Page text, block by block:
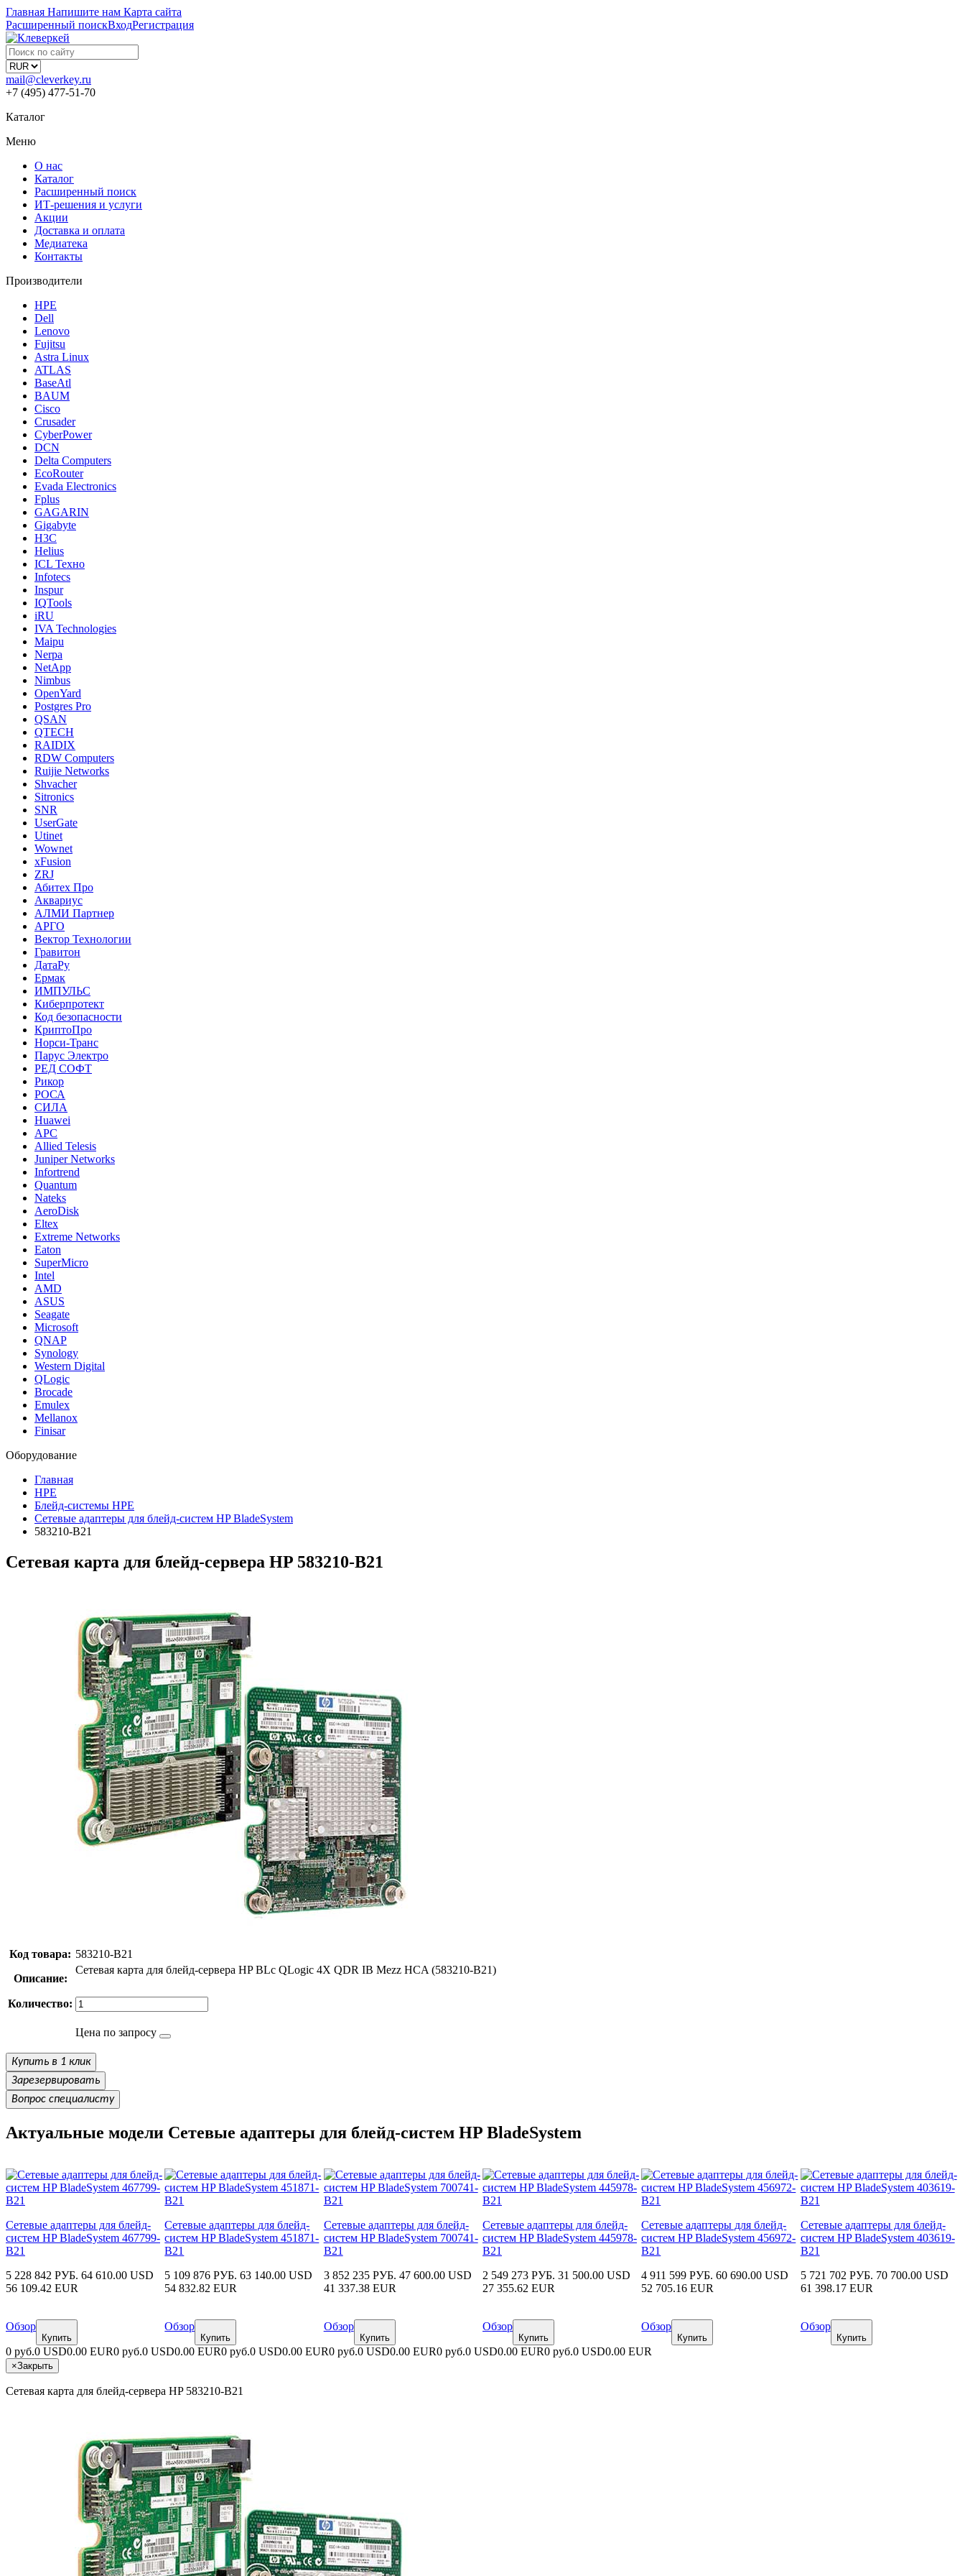
Главная Напишите нам Карта сайта
Расширенный поискВходРегистрация
mail@cleverkey.ru
+7 (495) 477-51-70
Каталог
Меню
О нас
Каталог
Расширенный поиск
ИТ-решения и услуги
Акции
Доставка и оплата
Медиатека
Контакты
Производители
HPE
Dell
Lenovo
Fujitsu
Astra Linux
ATLAS
BaseAtl
BAUM
Cisco
Crusader
CyberPower
DCN
Delta Computers
EcoRouter
Evada Electronics
Fplus
GAGARIN
Gigabyte
H3C
Helius
ICL Техно
Infotecs
Inspur
IQTools
iRU
IVA Technologies
Maipu
Nerpa
NetApp
Nimbus
OpenYard
Postgres Pro
QSAN
QTECH
RAIDIX
RDW Computers
Ruijie Networks
Shvacher
Sitronics
SNR
UserGate
Utinet
Wownet
xFusion
ZRJ
Абитех Про
Аквариус
АЛМИ Партнер
АРГО
Вектор Технологии
Гравитон
ДатаРу
Ермак
ИМПУЛЬС
Киберпротект
Код безопасности
КриптоПро
Норси-Транс
Парус Электро
РЕД СОФТ
Рикор
РОСА
СИЛА
Huawei
APC
Allied Telesis
Juniper Networks
Infortrend
Quantum
Nateks
AeroDisk
Eltex
Extreme Networks
Eaton
SuperMicro
Intel
AMD
ASUS
Seagate
Microsoft
QNAP
Synology
Western Digital
QLogic
Brocade
Emulex
Mellanox
Finisar
Оборудование
Главная
HPE
Блейд-системы HPE
Сетевые адаптеры для блейд-систем HP BladeSystem
583210-B21
Сетевая карта для блейд-сервера HP 583210-B21
Код товара: 583210-B21
Описание:
Сетевая карта для блейд-сервера HP BLc QLogic 4X QDR IB Mezz HCA (583210-B21)
Количество:
Цена по запросу
Купить в 1 клик
Зарезервировать
Вопрос специалисту
Актуальные модели Сетевые адаптеры для блейд-систем HP BladeSystem
Сетевые адаптеры для блейд-
систем HP BladeSystem 467799-
B21
5 228 842 РУБ. 64 610.00 USD
56 109.42 EUR
Обзор
Купить
Сетевые адаптеры для блейд-
систем HP BladeSystem 451871-
B21
5 109 876 РУБ. 63 140.00 USD
54 832.82 EUR
Обзор
Купить
Сетевые адаптеры для блейд-
систем HP BladeSystem 700741-
B21
3 852 235 РУБ. 47 600.00 USD
41 337.38 EUR
Обзор
Купить
Сетевые адаптеры для блейд-
систем HP BladeSystem 445978-
B21
2 549 273 РУБ. 31 500.00 USD
27 355.62 EUR
Обзор
Купить
Сетевые адаптеры для блейд-
систем HP BladeSystem 456972-
B21
4 911 599 РУБ. 60 690.00 USD
52 705.16 EUR
Обзор
Купить
Сетевые адаптеры для блейд-
систем HP BladeSystem 403619-
B21
5 721 702 РУБ. 70 700.00 USD
61 398.17 EUR
Обзор
Купить
0 руб.0 USD0.00 EUR0 руб.0 USD0.00 EUR0 руб.0 USD0.00 EUR0 руб.0 USD0.00 EUR0 руб.0 USD0.00 EUR0 руб.0 USD0.00 EUR
×Закрыть
Сетевая карта для блейд-сервера HP 583210-B21